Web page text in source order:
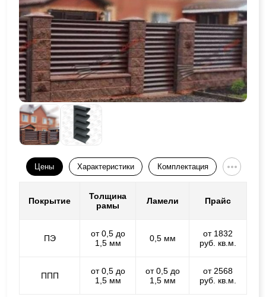
Цены Характеристики Комплектация
Покрытие
Толщина
рамы
Ламели Прайс
ПЭ
от 0,5 до
1,5 мм
0,5 мм
от 1832
руб. кв.м.
ППП
от 0,5 до
1,5 мм
от 0,5 до
1,5 мм
от 2568
руб. кв.м.